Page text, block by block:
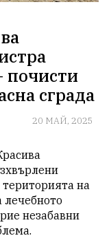
почисти
сграда
20 МАЙ, 2025
на
лечебното
незабавни